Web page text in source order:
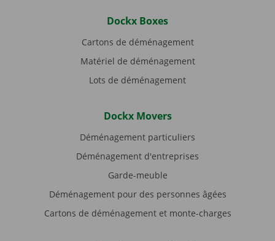
Dockx Boxes
Cartons de déménagement
Matériel de déménagement
Lots de déménagement
Dockx Movers
Déménagement particuliers
Déménagement d'entreprises
Garde-meuble
Déménagement pour des personnes âgées
Cartons de déménagement et monte-charges